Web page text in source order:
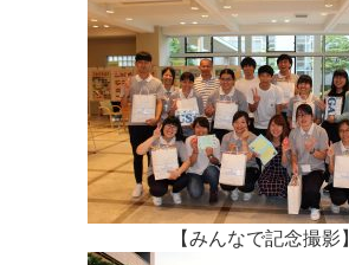
【みんなで記念撮影】